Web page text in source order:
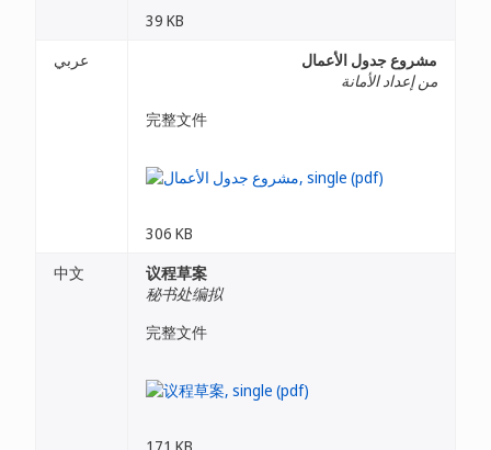
39 KB
عربي
مشروع جدول الأعمال
من إعداد الأمانة
完整文件
306 KB
中文
议程草案
秘书处编拟
完整文件